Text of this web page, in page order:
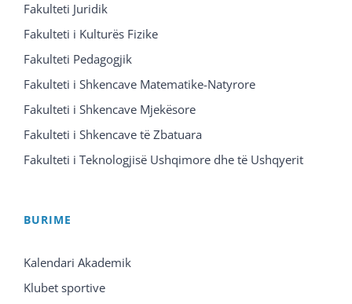
Fakulteti Juridik
Fakulteti i Kulturës Fizike
Fakulteti Pedagogjik
Fakulteti i Shkencave Matematike-Natyrore
Fakulteti i Shkencave Mjekësore
Fakulteti i Shkencave të Zbatuara
Fakulteti i Teknologjisë Ushqimore dhe të Ushqyerit
BURIME
Kalendari Akademik
Klubet sportive